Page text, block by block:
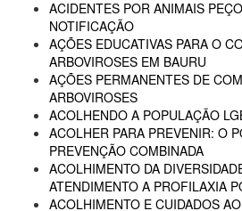
ACIDENTES POR ANIMAIS
NOTIFICAÇÃO
AÇÕES EDUCATIVAS PARA O
ARBOVIROSES EM BAURU
AÇÕES PERMANENTES DE
ARBOVIROSES
ACOLHENDO A POPULAÇÃO
ACOLHER PARA PREVENIR: O
PREVENÇÃO COMBINADA
ACOLHIMENTO DA
ATENDIMENTO A PROFILAXIA
ACOLHIMENTO E CUIDADOS